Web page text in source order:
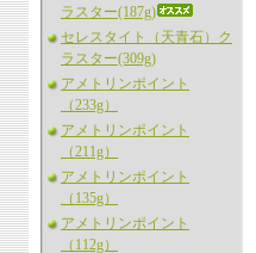
ラスター(187g)
セレスタイト（天青石）ク
ラスター(309g)
アメトリンポイント
（233g）
アメトリンポイント
（211g）
アメトリンポイント
（135g）
アメトリンポイント
（112g）